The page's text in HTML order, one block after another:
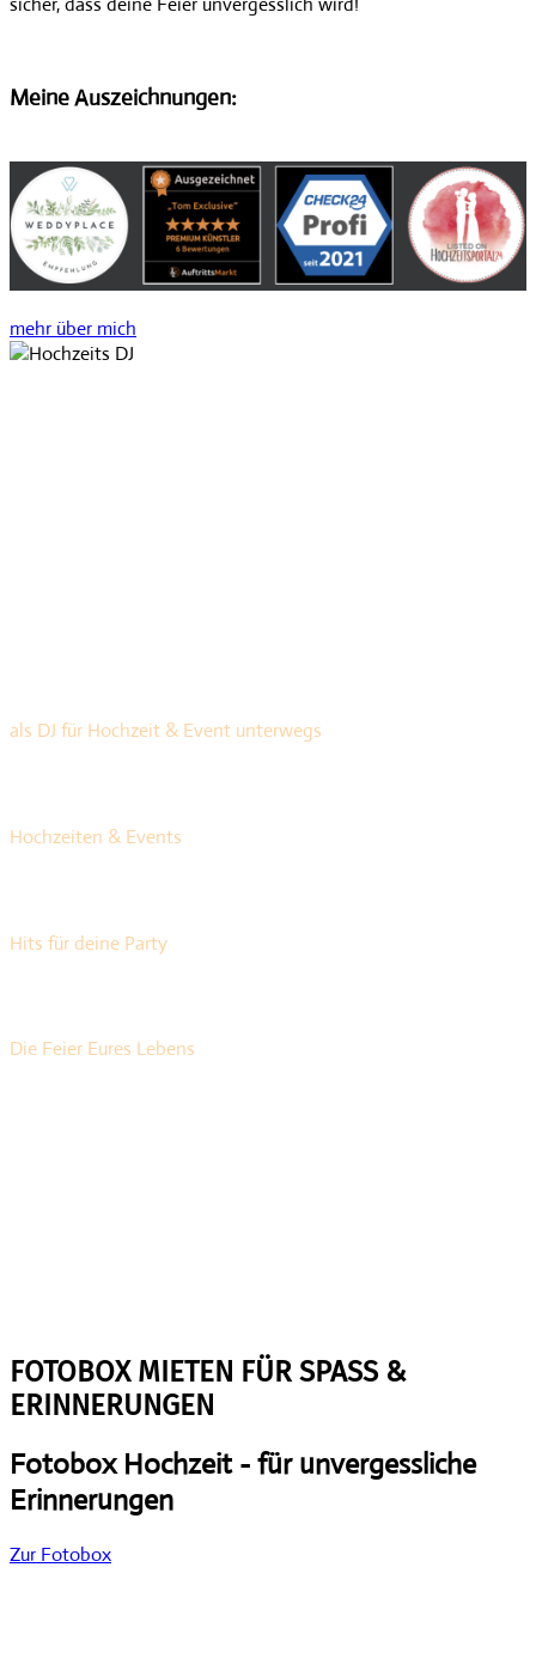
Meine Auszeichnungen:
mehr über mich
als DJ für Hochzeit & Event unterwegs
Hochzeiten & Events
Hits für deine Party
Die Feier Eures Lebens
FOTOBOX MIETEN FÜR SPASS &
ERINNERUNGEN
Fotobox Hochzeit - für unvergessliche
Erinnerungen
Zur Fotobox